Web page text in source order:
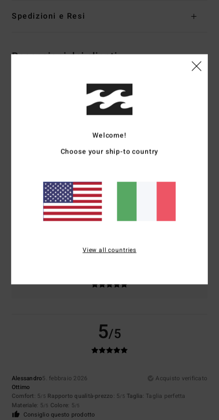
Spedizioni e Resi
Recensioni dei clienti
Punteggio medio
5.0/5
basato su2 recensioni verificatedal gennaio 2026
Il 100% dei nostri clienti consiglia questo prodotto
Comfort
5.0
Rapporto qualità-prezzo
5/5
Alessandro5. febbraio 2026
Acquisto verificato
Ottimo
Comfort: 5/5 Rapporto qualità-prezzo: 5/5 Taglia: Taglia perfetta
Materiale: 5/5 Colore: 5/5
Consiglio questo prodotto
Welcome!
Choose your ship-to country
View all countries